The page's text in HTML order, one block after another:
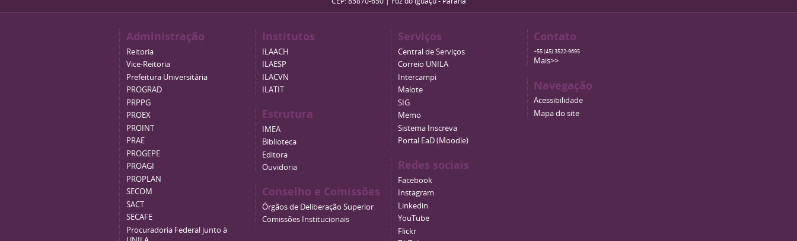
Administração
Reitoria
Vice-Reitoria
Prefeitura Universitária
PROGRAD
PRPPG
PROEX
PROINT
PRAE
PROGEPE
PROAGI
PROPLAN
SECOM
SACT
SECAFE
Procuradoria Federal junto à
Institutos
ILAACH
ILAESP
ILACVN
ILATIT
Estrutura
IMEA
Biblioteca
Editora
Ouvidoria
Conselho e Comissões
Órgãos de Deliberação Superior
Comissões Institucionais
Serviços
Central de Serviços
Correio UNILA
Intercampi
Malote
SIG
Memo
Sistema Inscreva
Portal EaD (Moodle)
Redes sociais
Facebook
Instagram
Linkedin
YouTube
Flickr
Contato
+55 (45) 3522-9695
Mais>>
Navegação
Acessibilidade
Mapa do site